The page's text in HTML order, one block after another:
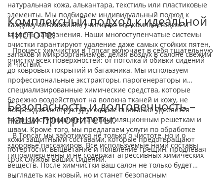
натуральная кожа, алькантара, текстиль или пластиковые
элементы. Мы подбираем индивидуальный подход к
каждому автомобилю, учитывая его комплектацию и
степень загрязнения. Наши многоступенчатые системы
очистки гарантируют удаление даже самых стойких пятен,
запахов и микроорганизмов, делая воздух в салоне свежим
и чистым.
Комплексный подход к идеальной
чистоте:
Процесс химчистки в Toncar включает в себя тщательную
очистку всех поверхностей: от потолка и обивки сидений
до ковровых покрытий и багажника. Мы используем
профессиональные экстракторы, парогенераторы и
специализированные химические средства, которые
бережно воздействуют на волокна тканей и кожу, не
повреждая их структуру. особое внимание уделяется
труднодоступным местам, вентиляционным решеткам и
швам. Кроме того, мы предлагаем услуги по обработке
кожи защитными составами, которые предотвращают
потертости, выцветание и появление трещин, продлевая
срок службы ваших сидений.
Безопасность и долговечность –
наши приоритеты:
В Toncar мы заботимся не только о чистоте, но и о
здоровье пассажиров. Все используемые нами составы
гипоаллергенны и не содержат агрессивных химических
веществ. После химчистки ваш салон не только будет
выглядеть как новый, но и станет безопасным